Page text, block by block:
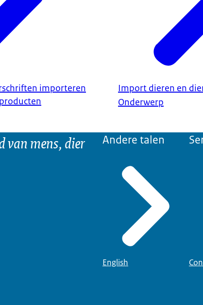
importeren
Import dieren en
Onderwerp
van mens, dier
Andere talen
English